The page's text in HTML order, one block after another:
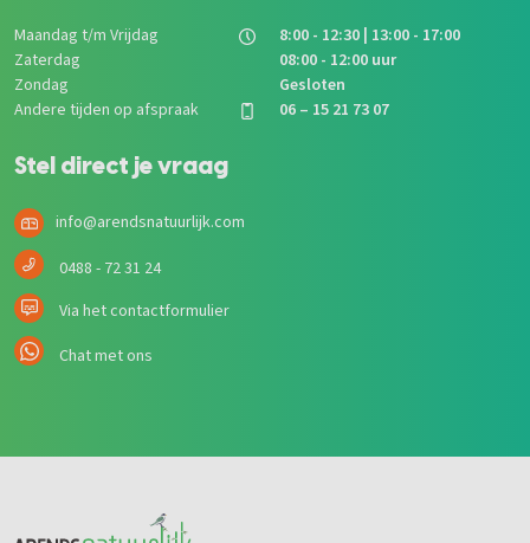
Maandag t/m Vrijdag
8:00 - 12:30 | 13:00 - 17:00
Zaterdag
08:00 - 12:00 uur
Zondag
Gesloten
Andere tijden op afspraak
06 – 15 21 73 07
Stel direct je vraag
info@arendsnatuurlijk.com
0488 - 72 31 24
Via het contactformulier
Chat met ons